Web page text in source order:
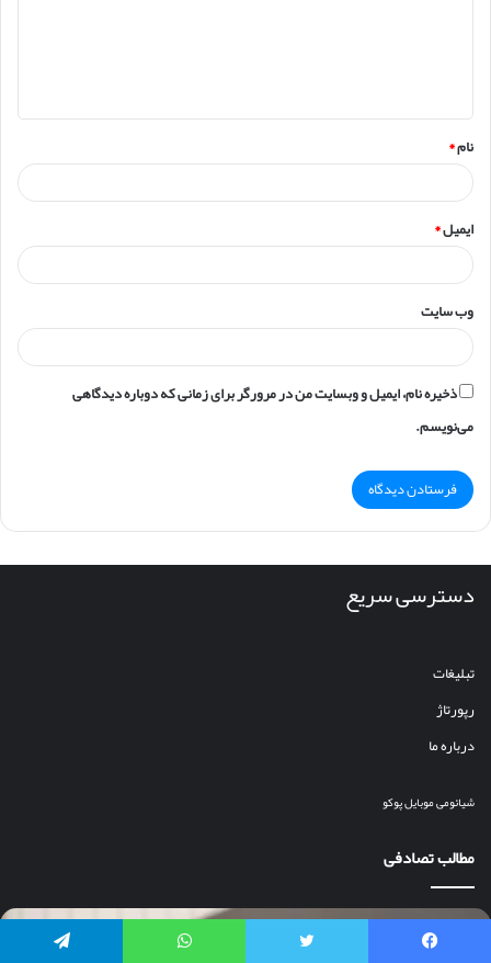
*
نام*
ایمیل*
وب‌ سایت
ذخیره نام، ایمیل و وبسایت من در مرورگر برای زمانی که دوباره دیدگاهی
می‌نویسم.
دسترسی سریع
تبلیغات
رپورتاژ
درباره ما
شیائومیموبایلپوکو
مطالب تصادفی